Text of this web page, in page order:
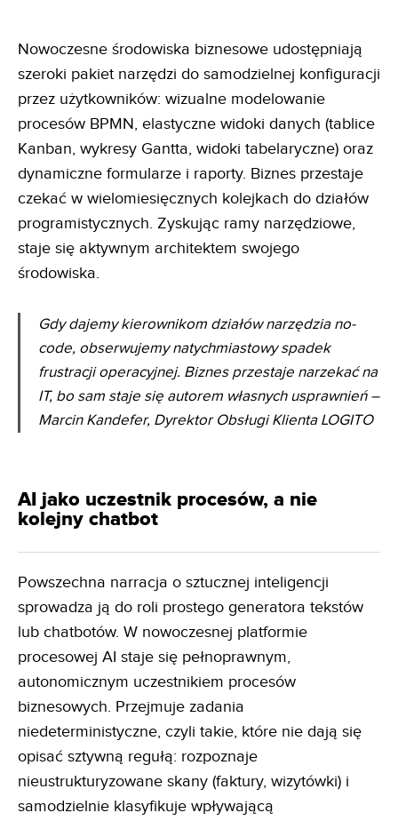
Nowoczesne środowiska biznesowe udostępniają
szeroki pakiet narzędzi do samodzielnej konfiguracji
przez użytkowników: wizualne modelowanie
procesów BPMN, elastyczne widoki danych (tablice
Kanban, wykresy Gantta, widoki tabelaryczne) oraz
dynamiczne formularze i raporty. Biznes przestaje
czekać w wielomiesięcznych kolejkach do działów
programistycznych. Zyskując ramy narzędziowe,
staje się aktywnym architektem swojego
środowiska.
Gdy dajemy kierownikom działów narzędzia no-
code, obserwujemy natychmiastowy spadek
frustracji operacyjnej. Biznes przestaje narzekać na
IT, bo sam staje się autorem własnych usprawnień–
Marcin Kandefer, Dyrektor Obsługi Klienta LOGITO
AI jako uczestnik procesów, a nie
kolejny chatbot
Powszechna narracja o sztucznej inteligencji
sprowadza ją do roli prostego generatora tekstów
lub chatbotów. W nowoczesnej platformie
procesowej AI staje się pełnoprawnym,
autonomicznym uczestnikiem procesów
biznesowych. Przejmuje zadania
niedeterministyczne, czyli takie, które nie dają się
opisać sztywną regułą: rozpoznaje
nieustrukturyzowane skany (faktury, wizytówki) i
samodzielnie klasyfikuje wpływającą